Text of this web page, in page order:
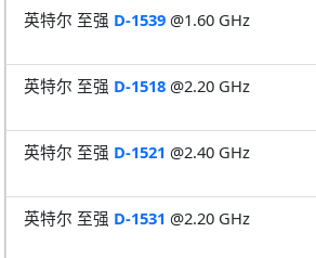
英特尔 至强 D-1539 @1.60 GHz
英特尔 至强 D-1518 @2.20 GHz
英特尔 至强 D-1521 @2.40 GHz
英特尔 至强 D-1531 @2.20 GHz